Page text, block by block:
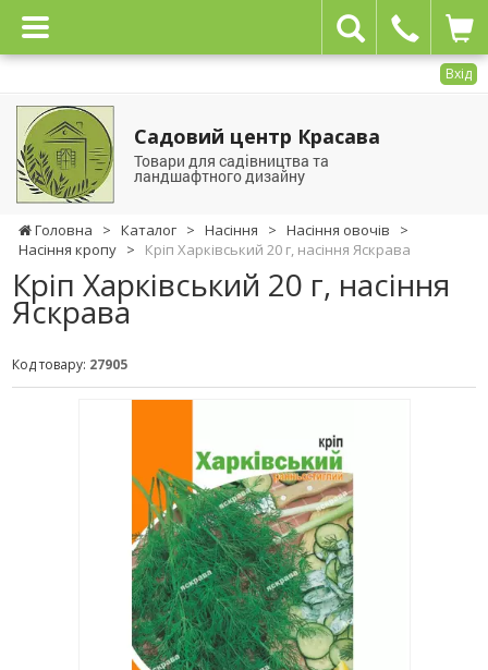
Вхід
Садовий центр Красава
Товари для садівництва та
ландшафтного дизайну
Головна > Каталог > Насіння > Насіння овочів
>
Насіння кропу > Кріп Харківський 20 г, насіння Яскрава
Кріп Харківський 20 г, насіння
Яскрава
Код товару: 27905